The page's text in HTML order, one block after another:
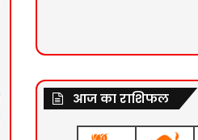
आज का राशिफल